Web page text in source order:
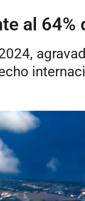
al 64%